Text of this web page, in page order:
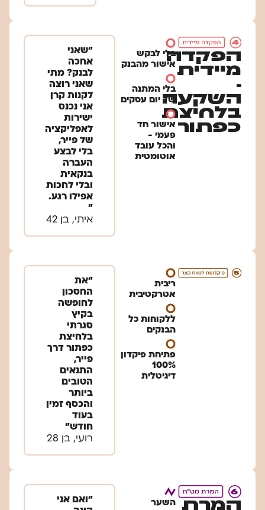
הפקדה
מיידית
-
השקעה
בלחיצת
כפתור
בלי לבקש
אישור מהבנק
בלי המתנה
של יום עסקים
אישור חד
פעמי -
והכל עובד
אוטומטית
"שאני
אחכה
לבנק? מתי
שאני רוצה
לקנות קרן
אני נכנס
ישירות
לאפליקציה
של פייר,
בלי לבצע
העברה
בנקאית
ובלי לחכות
אפילו רגע.
"
איתי, בן 42
ריבית
אטרקטיבית
ללקוחות כל
הבנקים
פתיחת פיקדון
100%
דיגיטלית
״את
החסכון
לחופשה
בקיץ
סגרתי
בלחיצת
כפתור דרך
פייר,
התנאים
הטובים
ביותר
והכסף זמין
בעוד
חודש״
רועי, בן 28
המרת
השער
״ואם אני